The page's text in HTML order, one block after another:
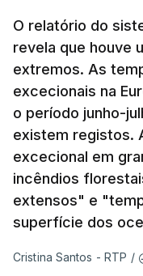
O relatório do
revela que houve
extremos. As
excecionais na
o período junho-
existem registos.
excecional em
incêndios
extensos" e
superfície dos
Cristina Santos - RTP /